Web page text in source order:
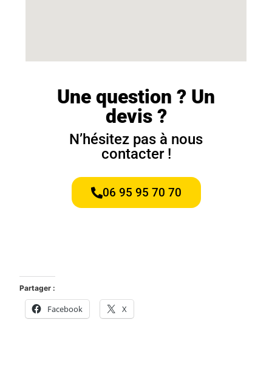
Une question ? Un
devis ?
N’hésitez pas à nous
contacter !
06 95 95 70 70
Partager :
Facebook X